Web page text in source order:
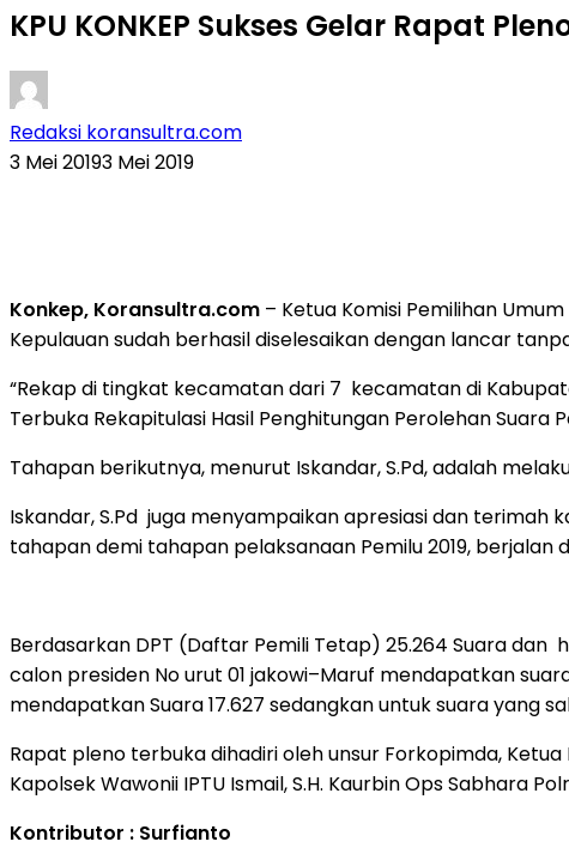
KPU KONKEP Sukses Gelar Rapat
Redaksi koransultra.com
3 Mei 20193 Mei 2019
Konkep, Koransultra.com – Ketua Komisi Pemilihan
Kepulauan sudah berhasil diselesaikan dengan lancar
“Rekap di tingkat kecamatan dari 7 kecamatan di
Terbuka Rekapitulasi Hasil Penghitungan Perolehan Suara
Tahapan berikutnya, menurut Iskandar, S.Pd, adalah
Iskandar, S.Pd juga menyampaikan apresiasi dan terimah
tahapan demi tahapan pelaksanaan Pemilu 2019, berjalan
Berdasarkan DPT (Daftar Pemili Tetap) 25.264 Suara dan
calon presiden No urut 01 jakowi–Maruf mendapatkan
mendapatkan Suara 17.627 sedangkan untuk suara yang
Rapat pleno terbuka dihadiri oleh unsur Forkopimda, Ketua
Kapolsek Wawonii IPTU Ismail, S.H. Kaurbin Ops Sabhara
Kontributor : Surfianto